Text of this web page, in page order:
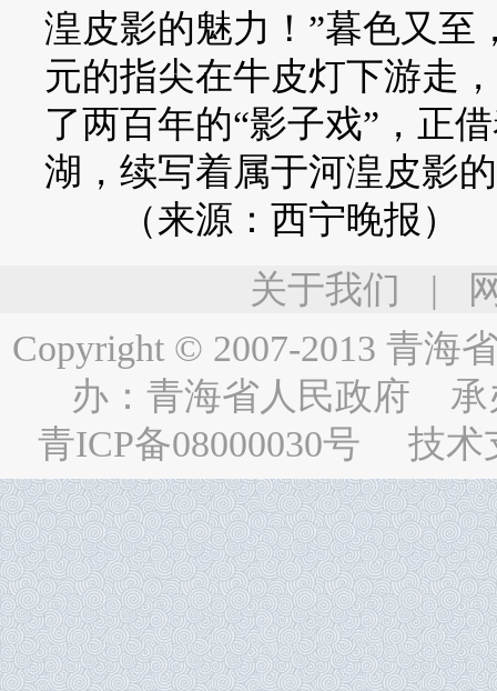
湟皮影的魅力！”暮色又至
元的指尖在牛皮灯下游走
了两百年的“影子戏”，正
湖，续写着属于河湟皮影
（来源：西宁晚报）
关于我们 |
Copyright © 2007-2013 青海
办： 青海省人民政府 承
青ICP备08000030号 技术